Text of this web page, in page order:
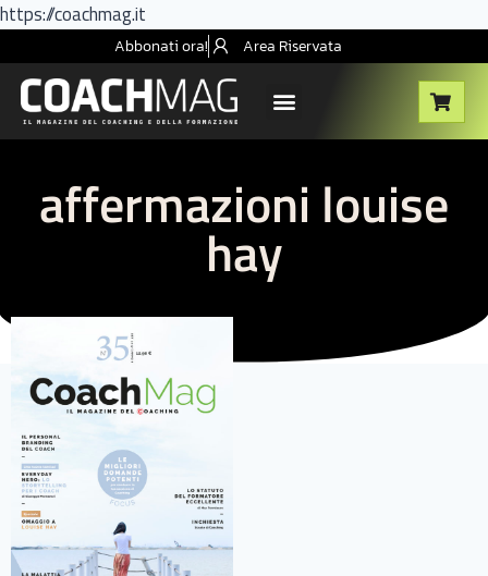
https://coachmag.it
Abbonati ora! Area Riservata
affermazioni louise
hay